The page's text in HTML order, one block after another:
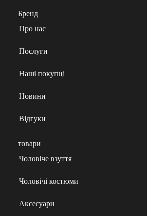
Бренд
Про нас
Послуги
Наші покупці
Новини
Відгуки
товари
Чоловіче взуття
Чоловічі костюми
Аксесуари